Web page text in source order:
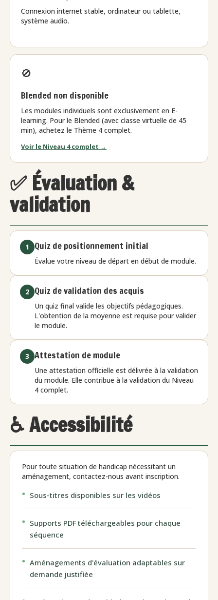
Connexion internet stable, ordinateur ou tablette,
système audio.
🚫
Blended non disponible
Les modules individuels sont exclusivement en E-
learning. Pour le Blended (avec classe virtuelle de 45
min), achetez le Thème 4 complet.
Voir le Niveau 4 complet →
✅ Évaluation &
validation
1 Quiz de positionnement initial
Évalue votre niveau de départ en début de module.
2 Quiz de validation des acquis
Un quiz final valide les objectifs pédagogiques.
L'obtention de la moyenne est requise pour valider
le module.
3 Attestation de module
Une attestation officielle est délivrée à la validation
du module. Elle contribue à la validation du Niveau
4 complet.
♿ Accessibilité
Pour toute situation de handicap nécessitant un
aménagement, contactez-nous avant inscription.
Sous-titres disponibles sur les vidéos
Supports PDF téléchargeables pour chaque
séquence
Aménagements d'évaluation adaptables sur
demande justifiée